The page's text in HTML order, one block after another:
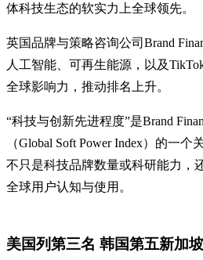
体科技生态的软实力上全球领先。
英国品牌与策略咨询公司Brand
人工智能、可再生能源，以及
全球影响力，推动排名上升。
“科技与创新先进程度”是Brand
（Global Soft Power Index）的一
不只是科技品牌数量或科研能力，
全球用户认知与使用。
美国列第三名 韩国第五新加